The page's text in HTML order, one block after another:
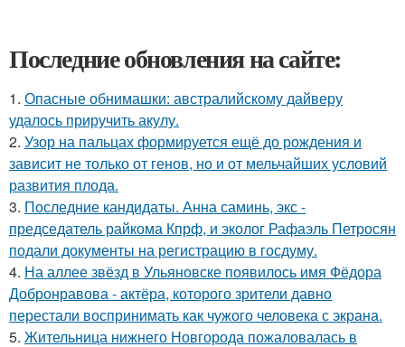
Последние обновления на сайте:
1. Опасные обнимашки: австралийскому дайверу
удалось приручить акулу.
2. Узор на пальцах формируется ещё до рождения и
зависит не только от генов, но и от мельчайших условий
развития плода.
3. Последние кандидаты. Анна саминь, экс -
председатель райкома Кпрф, и эколог Рафаэль Петросян
подали документы на регистрацию в госдуму.
4. На аллее звёзд в Ульяновске появилось имя Фёдора
Добронравова - актёра, которого зрители давно
перестали воспринимать как чужого человека с экрана.
5. Жительница нижнего Новгорода пожаловалась в